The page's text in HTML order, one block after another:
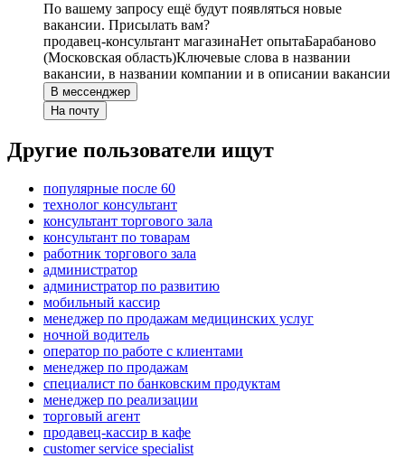
По вашему запросу ещё будут появляться новые
вакансии. Присылать вам?
продавец-консультант магазинаНет опытаБарабаново
(Московская область)Ключевые слова в названии
вакансии, в названии компании и в описании вакансии
В мессенджер
На почту
Другие пользователи ищут
популярные после 60
технолог консультант
консультант торгового зала
консультант по товарам
работник торгового зала
администратор
администратор по развитию
мобильный кассир
менеджер по продажам медицинских услуг
ночной водитель
оператор по работе с клиентами
менеджер по продажам
специалист по банковским продуктам
менеджер по реализации
торговый агент
продавец-кассир в кафе
customer service specialist